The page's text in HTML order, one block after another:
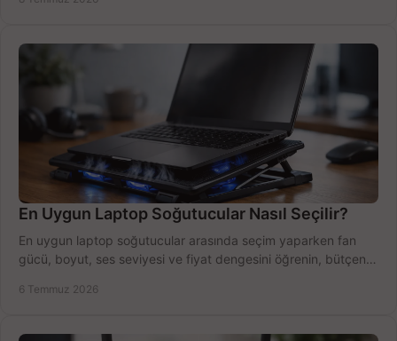
En Uygun Laptop Soğutucular Nasıl Seçilir?
En uygun laptop soğutucular arasında seçim yaparken fan
gücü, boyut, ses seviyesi ve fiyat dengesini öğrenin, bütçenizi
6 Temmuz 2026